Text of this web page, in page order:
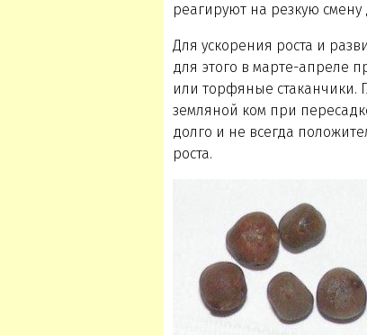
реагируют на резкую
Для ускорения роста и
для этого в марте-апреле
или торфяные стаканчики.
земляной ком при
долго и не всегда
роста.